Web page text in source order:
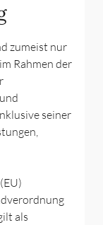
zumeist nur
Rahmen der
seiner
als